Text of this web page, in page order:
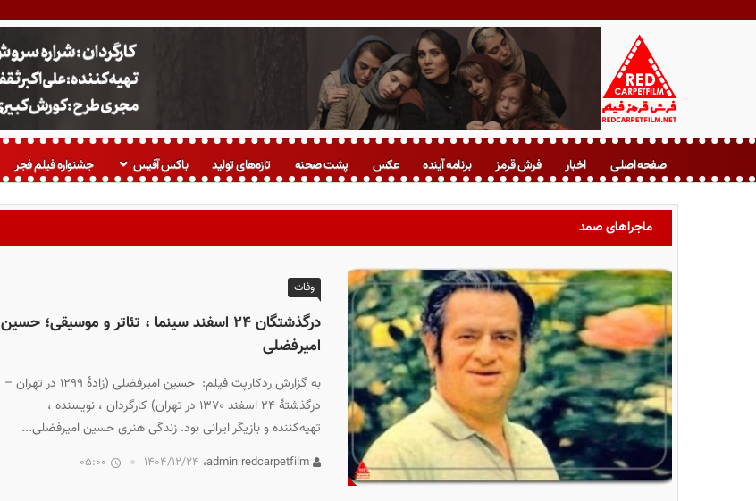
ف
ش
صفحه اصلی اخبار فرش قرمز برنامه آینده عکس پشت صحنه تازه‌های تولید باکس آفیس جشنواره فیلم فجر
ماجراهای صمد
وفات
درگذشتگان ۲۴ اسفند سینما ، تئاتر و موسیقی؛ حسین
امیرفضلی
به گزارش ردکارپت فیلم: حسین امیرفضلی (زادۀ ۱۲۹۹ در تهران –
درگذشتۀ ۲۴ اسفند ۱۳۷۰ در تهران) کارگردان ، نویسنده ،
تهیه‌کننده و بازیگر ایرانی بود. زندگی هنری حسین امیرفضلی...
۱۴۰۴/۱۲/۲۴ 05:00